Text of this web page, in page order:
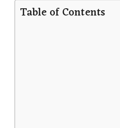
Table of Contents